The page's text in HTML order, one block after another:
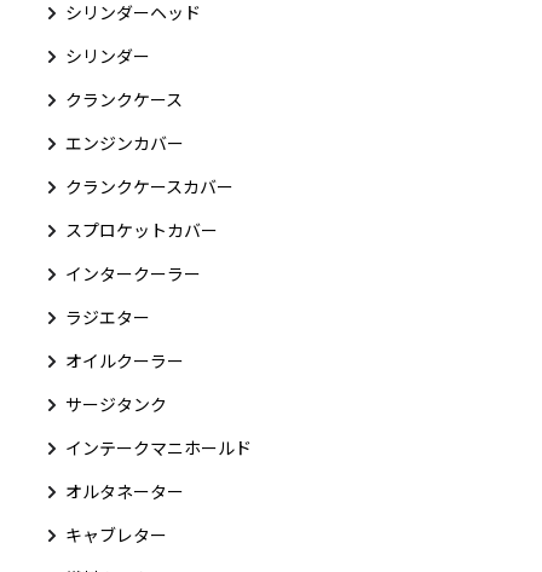
シリンダーヘッド
シリンダー
クランクケース
エンジンカバー
クランクケースカバー
スプロケットカバー
インタークーラー
ラジエター
オイルクーラー
サージタンク
インテークマニホールド
オルタネーター
キャブレター